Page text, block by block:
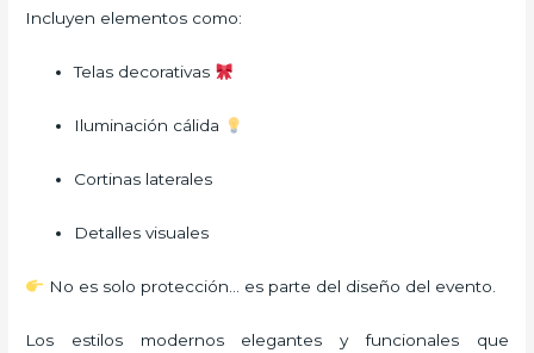
Incluyen elementos como:
Telas decorativas
Iluminación cálida
Cortinas laterales
Detalles visuales
No es solo protección… es parte del diseño del evento.
Los estilos modernos elegantes y funcionales que